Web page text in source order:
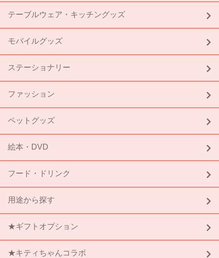
テーブルウェア・キッチングッズ
モバイルグッズ
ステーショナリー
ファッション
ペットグッズ
絵本・DVD
フード・ドリンク
用途から探す
★ギフトオプション
★キティちゃんコラボ